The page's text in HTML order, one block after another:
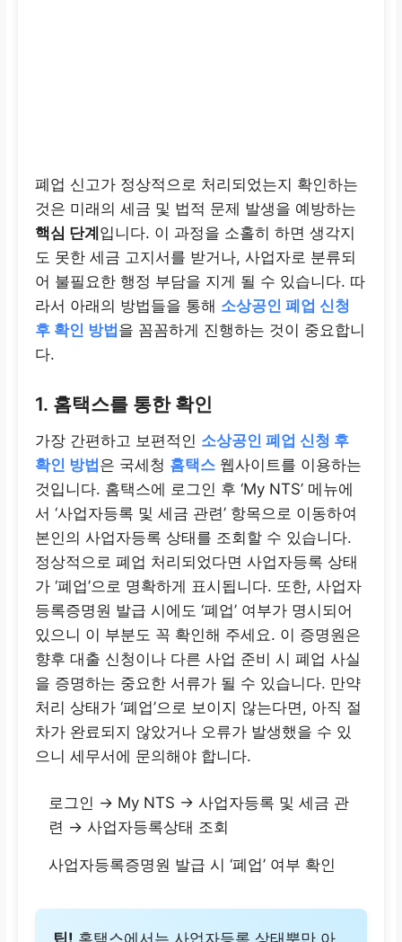
폐업 신고가 정상적으로 처리되었는지 확인하는
것은 미래의 세금 및 법적 문제 발생을 예방하는
핵심 단계입니다. 이 과정을 소홀히 하면 생각지
도 못한 세금 고지서를 받거나, 사업자로 분류되
어 불필요한 행정 부담을 지게 될 수 있습니다. 따
라서 아래의 방법들을 통해 소상공인 폐업 신청
후 확인 방법을 꼼꼼하게 진행하는 것이 중요합니
다.
1. 홈택스를 통한 확인
가장 간편하고 보편적인 소상공인 폐업 신청 후
확인 방법은 국세청 홈택스 웹사이트를 이용하는
것입니다. 홈택스에 로그인 후 ‘My NTS’ 메뉴에
서 ‘사업자등록 및 세금 관련’ 항목으로 이동하여
본인의 사업자등록 상태를 조회할 수 있습니다.
정상적으로 폐업 처리되었다면 사업자등록 상태
가 ‘폐업’으로 명확하게 표시됩니다. 또한, 사업자
등록증명원 발급 시에도 ‘폐업’ 여부가 명시되어
있으니 이 부분도 꼭 확인해 주세요. 이 증명원은
향후 대출 신청이나 다른 사업 준비 시 폐업 사실
을 증명하는 중요한 서류가 될 수 있습니다. 만약
처리 상태가 ‘폐업’으로 보이지 않는다면, 아직 절
차가 완료되지 않았거나 오류가 발생했을 수 있
으니 세무서에 문의해야 합니다.
로그인 → My NTS → 사업자등록 및 세금 관
련 → 사업자등록상태 조회
사업자등록증명원 발급 시 ‘폐업’ 여부 확인
팁! 홈택스에서는 사업자등록 상태뿐만 아